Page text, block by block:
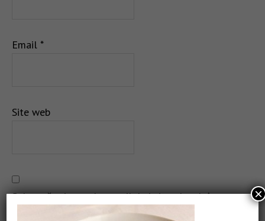
Email *
Site web
Salvează-mi numele, emailul și site-ul web în acest
navigator pentru data viitoare când o să comentez.
×